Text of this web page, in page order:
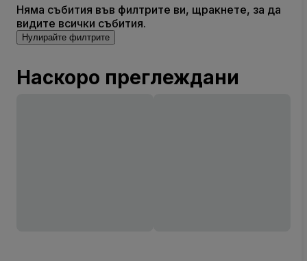
Няма събития във филтрите ви, щракнете, за да
видите всички събития.
Нулирайте филтрите
Наскоро преглеждани